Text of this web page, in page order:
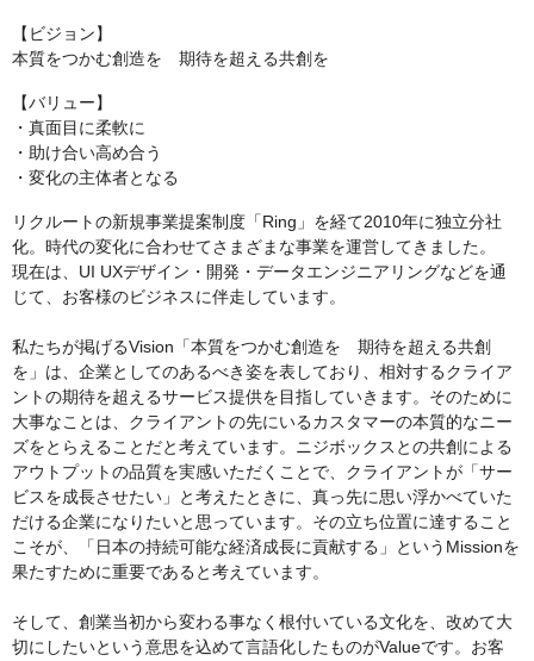
【ビジョン】
本質をつかむ創造を 期待を超える共創を
【バリュー】
・真面目に柔軟に
・助け合い高め合う
・変化の主体者となる
リクルートの新規事業提案制度「Ring」を経て2010年に独立分社
化。時代の変化に合わせてさまざまな事業を運営してきました。
現在は、UI UXデザイン・開発・データエンジニアリングなどを通
じて、お客様のビジネスに伴走しています。
私たちが掲げるVision「本質をつかむ創造を 期待を超える共創
を」は、企業としてのあるべき姿を表しており、相対するクライア
ントの期待を超えるサービス提供を目指していきます。そのために
大事なことは、クライアントの先にいるカスタマーの本質的なニー
ズをとらえることだと考えています。ニジボックスとの共創による
アウトプットの品質を実感いただくことで、クライアントが「サー
ビスを成長させたい」と考えたときに、真っ先に思い浮かべていた
だける企業になりたいと思っています。その立ち位置に達すること
こそが、「日本の持続可能な経済成長に貢献する」というMissionを
果たすために重要であると考えています。
そして、創業当初から変わる事なく根付いている文化を、改めて大
切にしたいという意思を込めて言語化したものがValueです。お客